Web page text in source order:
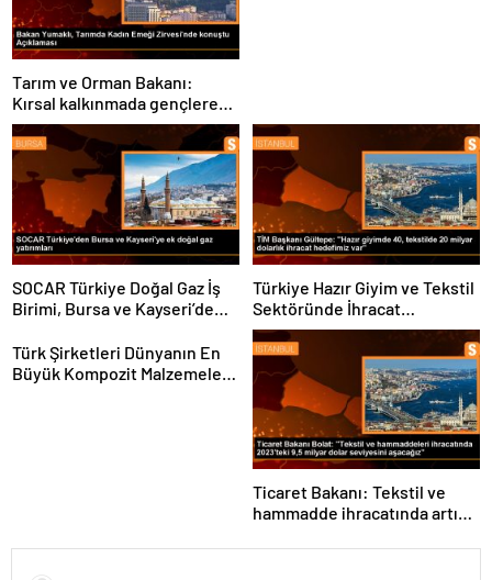
Tarım ve Orman Bakanı:
Kırsal kalkınmada gençlere
ve kadınlara pozitif ayrımcılık
yapıyoruz
SOCAR Türkiye Doğal Gaz İş
Birimi, Bursa ve Kayseri’de
Türkiye Hazır Giyim ve Tekstil
Sektöründe İhracat
Hedeflerini Açıkladı
Türk Şirketleri Dünyanın En
Büyük Kompozit Malzemeler
Ticaret Bakanı: Tekstil ve
hammadde ihracatında artış